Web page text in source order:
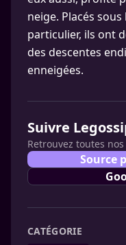
neige. Placés
particulier, ils ont
des descentes
enneigées.
Suivre
Retrouvez toutes
Source
CATÉGORIE